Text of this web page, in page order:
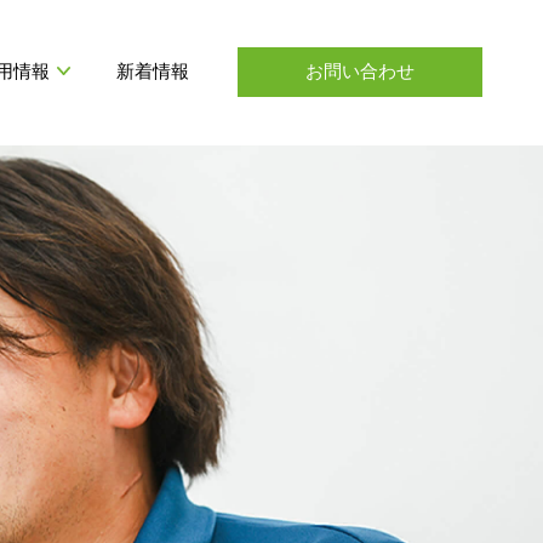
ENGEI STORY
緑化
情報
ジェクト座談会
新着情報 お問い合わせ